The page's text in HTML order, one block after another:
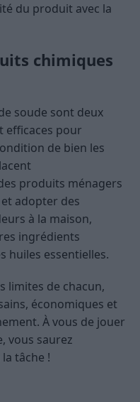
du produit avec la
chimiques
soude sont deux
efficaces pour
de bien les
produits ménagers
adopter des
à la maison,
ingrédients
huiles essentielles.
limites de chacun,
économiques et
À vous de jouer
vous saurez
tâche !